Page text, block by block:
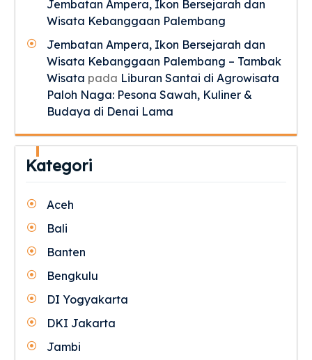
Jembatan Ampera, Ikon Bersejarah dan
Wisata Kebanggaan Palembang
Jembatan Ampera, Ikon Bersejarah dan
Wisata Kebanggaan Palembang – Tambak
Wisata pada Liburan Santai di Agrowisata
Paloh Naga: Pesona Sawah, Kuliner &
Budaya di Denai Lama
Kategori
Aceh
Bali
Banten
Bengkulu
DI Yogyakarta
DKI Jakarta
Jambi